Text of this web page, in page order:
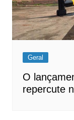
Geral
O
repercute